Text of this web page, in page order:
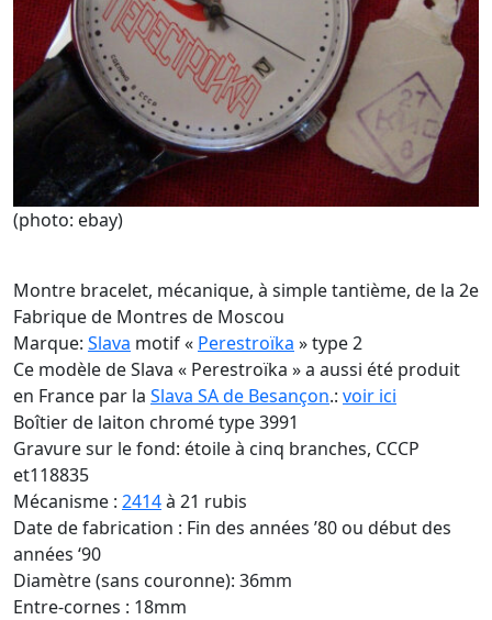
(photo: ebay)
Montre bracelet, mécanique, à simple tantième, de la 2e
Fabrique de Montres de Moscou
Marque: Slava motif « Perestroïka » type 2
Ce modèle de Slava « Perestroïka » a aussi été produit
en France par la Slava SA de Besançon.: voir ici
Boîtier de laiton chromé type 3991
Gravure sur le fond: étoile à cinq branches, CCCP
et118835
Mécanisme : 2414à 21 rubis
Date de fabrication : Fin des années ’80 ou début des
années ‘90
Diamètre (sans couronne): 36mm
Entre-cornes : 18mm